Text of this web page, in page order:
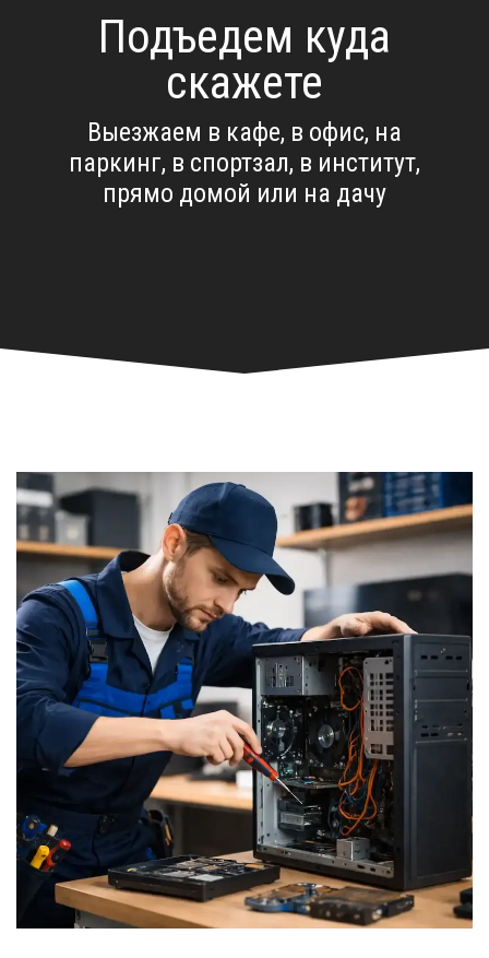
Подъедем куда
скажете
Выезжаем в кафе, в офис, на
паркинг, в спортзал, в институт,
прямо домой или на дачу